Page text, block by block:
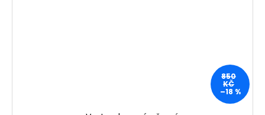
850
KČ
–18 %